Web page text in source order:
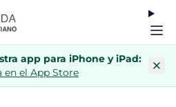
app para iPhone y iPad:
en el App Store